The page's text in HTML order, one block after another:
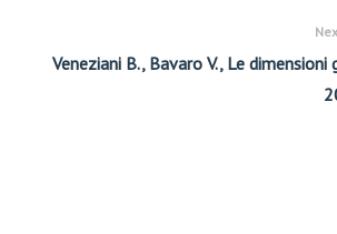
Veneziani B., Bavaro V., Le